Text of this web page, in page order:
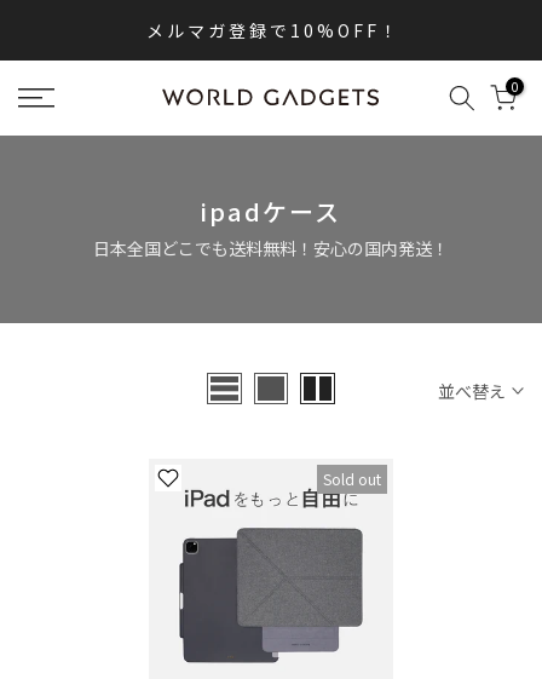
へ
ス
キ
ッ
メ ル マ ガ 登 録 で 1 0 % O F F ！
0
ipadケース
日本全国どこでも送料無料！安心の国内発送！
並べ替え
Sold out